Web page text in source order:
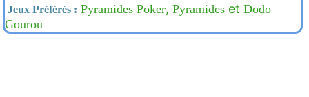
Jeux Préférés : Pyramides Poker,Pyramides etDodo
Gourou